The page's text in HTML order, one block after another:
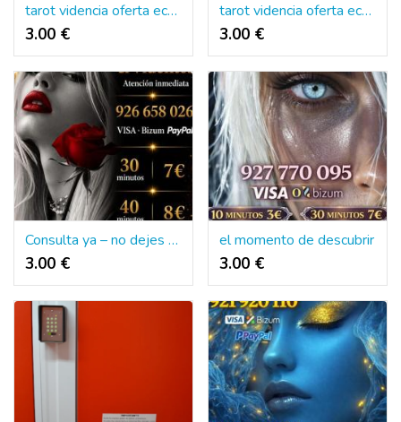
tarot videncia oferta económica tarotistas
3.00 €
tarot videncia oferta económica tarotistas
3.00 €
Consulta ya – no dejes pasar tu oportunidad
3.00 €
el momento de descubrir
3.00 €